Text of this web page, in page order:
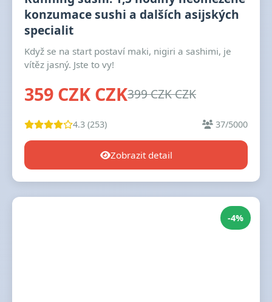
konzumace sushi a dalších asijských
specialit
Když se na start postaví maki, nigiri a sashimi, je
vítěz jasný. Jste to vy!
359 CZK CZK399 CZK CZK
4.3 (253) 37/5000
Zobrazit detail
-4%